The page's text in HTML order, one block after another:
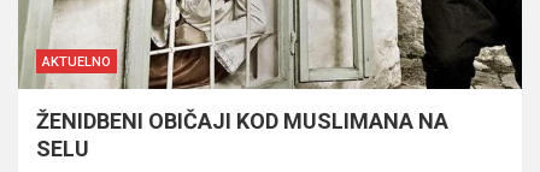
AKTUELNO
ŽENIDBENI OBIČAJI KOD MUSLIMANA NA
SELU